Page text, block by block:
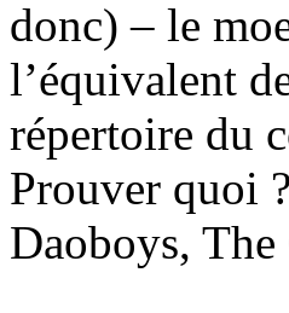
donc) – le
l’équivalent
répertoire du
Prouver quoi
Daoboys,